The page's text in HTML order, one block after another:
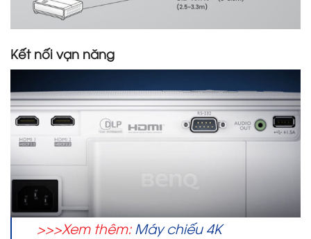
Kết nối vạn năng
>>>Xem thêm: Máy chiếu 4K